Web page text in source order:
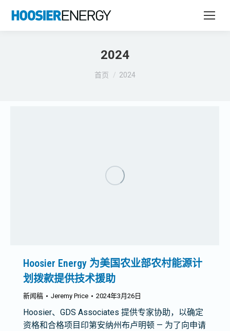
2024
您在这里：
首页 2024
Hoosier Energy 为美国农业部农村能源计
划拨款提供技术援助
新闻稿 Jeremy Price 2024年3月26日
Hoosier、GDS Associates 提供专家协助，以确定
资格和合格项目印第安纳州布卢明顿 — 为了向申请